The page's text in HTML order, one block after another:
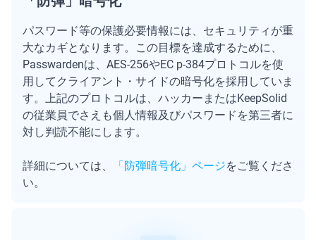
パスワード等の保護必要情報には、セキュリティが重
大なカギとなります。この目標を達成するために、
Passwardenは、AES-256やЕС р-384プロトコルを使
用してクライアント・サイドの暗号化を採用していま
す。上記のプロトコルは、ハッカーまたはKeepSolid
の従業員でさえも個人情報及びパスワードを第三者に
対し判読不能にします。
詳細については、 「防弾暗号化」ページをご覧くださ
い。